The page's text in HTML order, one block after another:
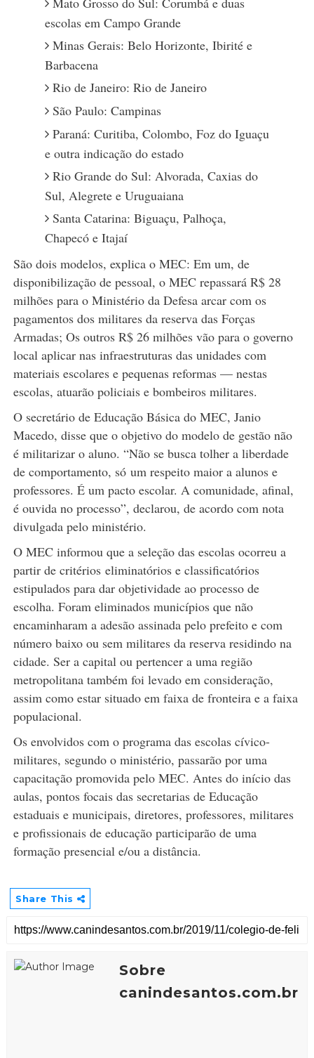
escolas em Campo Grande
Minas Gerais: Belo Horizonte, Ibirité e
Barbacena
Rio de Janeiro: Rio de Janeiro
São Paulo: Campinas
Paraná: Curitiba, Colombo, Foz do Iguaçu
e outra indicação do estado
Rio Grande do Sul: Alvorada, Caxias do
Sul, Alegrete e Uruguaiana
Santa Catarina: Biguaçu, Palhoça,
Chapecó e Itajaí
São dois modelos, explica o MEC: Em um, de
disponibilização de pessoal, o MEC repassará R$ 28
milhões para o Ministério da Defesa arcar com os
pagamentos dos militares da reserva das Forças
Armadas; Os outros R$ 26 milhões vão para o governo
local aplicar nas infraestruturas das unidades com
materiais escolares e pequenas reformas — nestas
escolas, atuarão policiais e bombeiros militares.
O secretário de Educação Básica do MEC, Janio
Macedo, disse que o objetivo do modelo de gestão não
é militarizar o aluno. “Não se busca tolher a liberdade
de comportamento, só um respeito maior a alunos e
professores. É um pacto escolar. A comunidade, afinal,
é ouvida no processo”, declarou, de acordo com nota
divulgada pelo ministério.
O MEC informou que a seleção das escolas ocorreu a
partir de critérios eliminatórios e classificatórios
estipulados para dar objetividade ao processo de
escolha. Foram eliminados municípios que não
encaminharam a adesão assinada pelo prefeito e com
número baixo ou sem militares da reserva residindo na
cidade. Ser a capital ou pertencer a uma região
metropolitana também foi levado em consideração,
assim como estar situado em faixa de fronteira e a faixa
populacional.
Os envolvidos com o programa das escolas cívico-
militares, segundo o ministério, passarão por uma
capacitação promovida pelo MEC. Antes do início das
aulas, pontos focais das secretarias de Educação
estaduais e municipais, diretores, professores, militares
e profissionais de educação participarão de uma
formação presencial e/ou a distância.
Share This
Sobre
canindesantos.com.br